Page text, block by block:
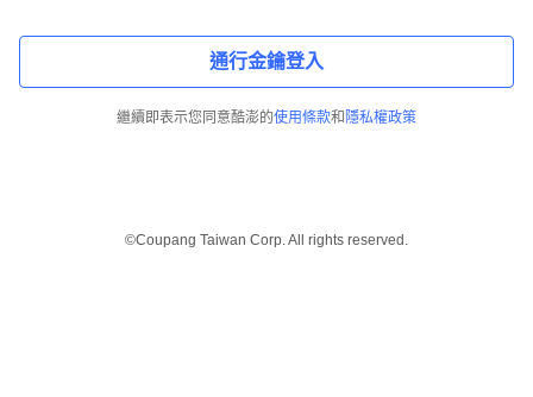
通行金鑰登入
繼續即表示您同意酷澎的使用條款和 隱私權政策
©Coupang Taiwan Corp. All rights reserved.